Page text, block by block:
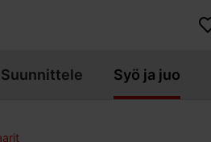
Suunnittele Syö ja juo